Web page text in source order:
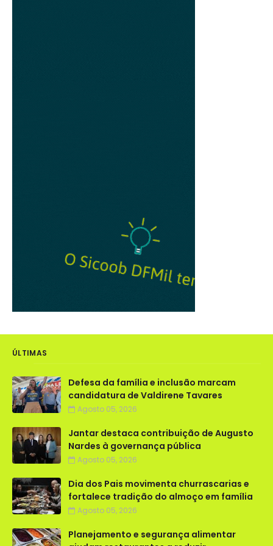
ÚLTIMAS
Defesa da família e inclusão marcam
candidatura de Valdirene Tavares
Agosto 05, 2026
Jantar destaca contribuição de Augusto
Nardes à governança pública
Agosto 05, 2026
Dia dos Pais movimenta churrascarias e
fortalece tradição do almoço em família
Agosto 05, 2026
Planejamento e segurança alimentar